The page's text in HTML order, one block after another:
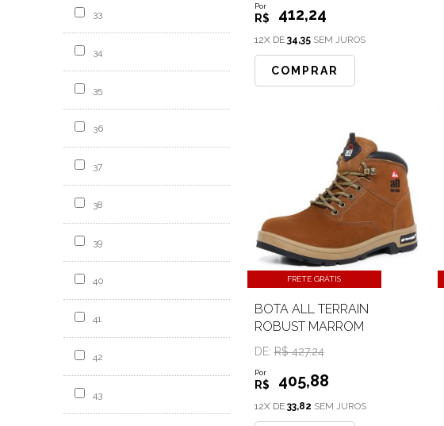
33
34
35
36
37
38
39
40
41
42
43
Por
R$ 412,24
12X DE 34,35SEM JUROS
COMPRAR
FRETE GRÁTIS
BOTA ALL TERRAIN
ROBUST MARROM
DE:R$ 427.24
Por
R$ 405,88
12X DE 33,82 SEM JUROS